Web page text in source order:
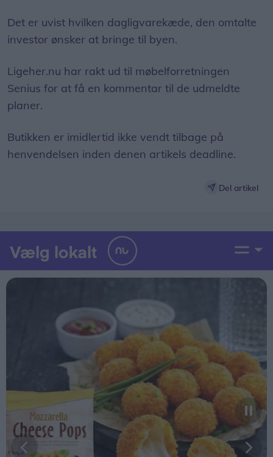
Det er uvist hvilken dagligvarekæde, den omtalte
investor ønsker at bringe til byen.
Ligeher.nu har rakt ud til møbelforretningen
Senius for at få en kommentar til de udmeldte
planer.
Butikken er imidlertid ikke vendt tilbage på
henvendelsen inden denen artikels deadline.
Del artikel